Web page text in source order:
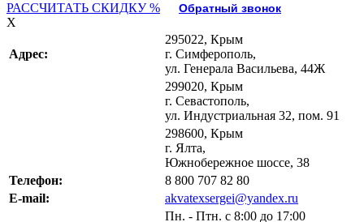
РАССЧИТАТЬ СКИДКУ %
Обратный звонок
X
Адрес:
295022, Крым
г. Симферополь,
ул. Генерала Васильева, 44Ж
299020, Крым
г. Севастополь,
ул. Индустриальная 32, пом. 91
298600, Крым
г. Ялта,
Южнобережное шоссе, 38
Телефон:
8 800 707 82 80
E-mail:
akvatexsergei@yandex.ru
Пн. - Птн. с 8:00 до 17:00